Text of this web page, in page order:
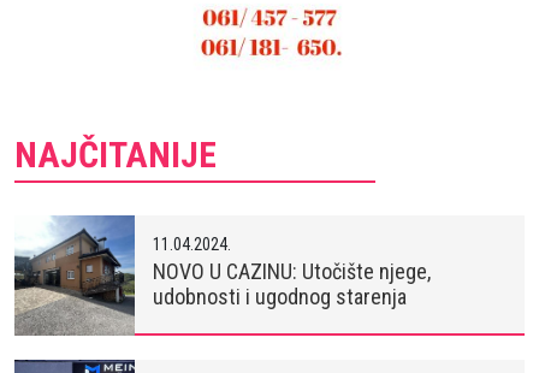
NAJČITANIJE
11.04.2024.
NOVO U CAZINU: Utočište njege,
udobnosti i ugodnog starenja